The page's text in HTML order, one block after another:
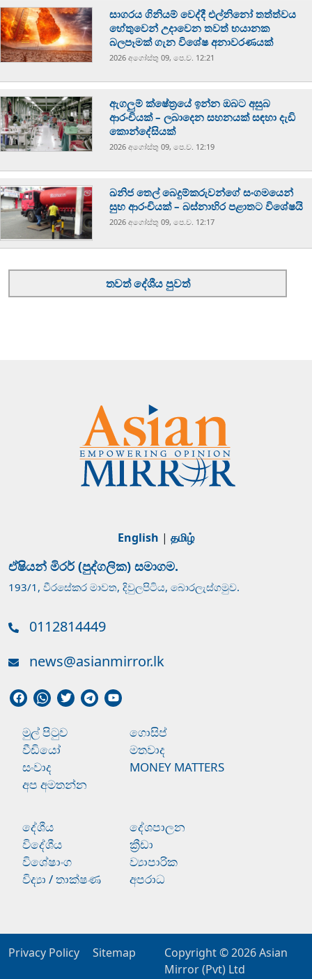
සාගරය ගිනියම් වෙද්දී එල්නිනෝ තත්ත්වය
හේතුවෙන් උදාවෙන තවත් භයානක
බලපෑමක් ගැන විශේෂ අනාවරණයක්
2026 අගෝස්‍තු 09, පෙ.ව. 12:21
ඇගලුම් ක්ෂේත්‍රයේ ඉන්න ඔබට අසුබ
ආරංචියක් – ලබාදෙන සහනයක් සඳහා දැඩි
කොන්දේසියක්
2026 අගෝස්‍තු 09, පෙ.ව. 12:19
ඛනිජ තෙල් බෙදුම්කරුවන්ගේ සංගමයෙන්
සුභ ආරංචියක් – බස්නාහිර පළාතට විශේෂයි
2026 අගෝස්‍තු 09, පෙ.ව. 12:17
තවත් දේශීය පුවත්
English | தமிழ்
ඒෂියන් මිරර් (පුද්ගලික) සමාගම.
193/1, වීරසේකර මාවත, දිවුලපිටිය, බොරලැස්ගමුව.
0112814449
news@asianmirror.lk
මුල් පිටුව
ගොසිප්
වීඩියෝ
මතවාද
සංවාද
MONEY MATTERS
අප අමතන්න
දේශීය
දේශපාලන
විදේශීය
ක්‍රීඩා
විශේෂාංග
ව්‍යාපාරික
විද්‍යා / තාක්ෂණ
අපරාධ
Privacy Policy Sitemap Copyright © 2026Asian
Mirror (Pvt) Ltd